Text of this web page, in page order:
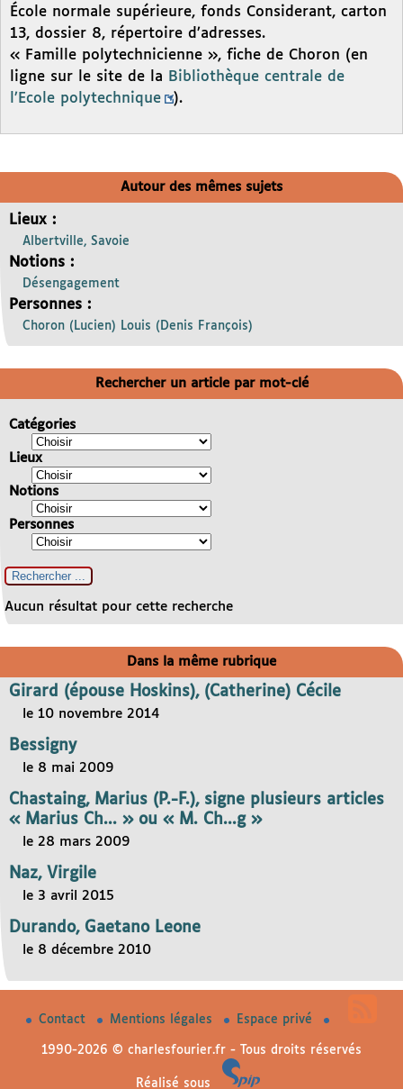
École normale supérieure, fonds Considerant, carton
13, dossier 8, répertoire d’adresses.
« Famille polytechnicienne », fiche de Choron (en
ligne sur le site de la Bibliothèque centrale de
l’Ecole polytechnique
).
Autour des mêmes sujets
Lieux :
Albertville, Savoie
Notions :
Désengagement
Personnes :
Choron (Lucien) Louis (Denis François)
Rechercher un article par mot-clé
Catégories
Lieux
Notions
Personnes
Aucun résultat pour cette recherche
Dans la même rubrique
Girard (épouse Hoskins), (Catherine) Cécile
le 10 novembre 2014
Bessigny
le 8 mai 2009
Chastaing, Marius (P.-F.), signe plusieurs articles
« Marius Ch... » ou « M. Ch...g »
le 28 mars 2009
Naz, Virgile
le 3 avril 2015
Durando, Gaetano Leone
le 8 décembre 2010
Contact Mentions légales Espace privé
1990-2026 © charlesfourier.fr - Tous droits réservés
Réalisé sous